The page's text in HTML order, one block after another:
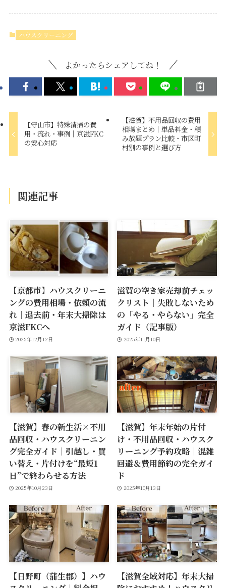
ハウスクリーニング
よかったらシェアしてね！
【守山市】特殊清掃の費
用・流れ・事例｜京滋FKC
の安心対応
【滋賀】不用品回収の費用
相場まとめ｜単品料金・積
み放題プラン比較・市区町
村別の事例と選び方
関連記事
【京都市】ハウスクリーニ
ングの費用相場・依頼の流
れ｜退去前・年末大掃除は
京滋FKCへ
2025年12月12日
滋賀の空き家売却前チェッ
クリスト｜失敗しないため
の「やる・やらない」完全
ガイド（記事版）
2025年11月10日
【滋賀】春の新生活×不用
品回収・ハウスクリーニン
グ完全ガイド｜引越し・買
い替え・片付けを“最短1
日”で終わらせる方法
2025年10月23日
【滋賀】年末年始の片付
け・不用品回収・ハウスク
リーニング予約攻略｜混雑
回避＆費用節約の完全ガイ
ド
2025年10月13日
【日野町（蒲生郡）】ハウ
【滋賀全域対応】年末大掃